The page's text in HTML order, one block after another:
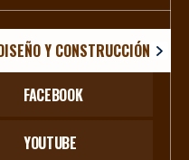
Y CONSTRUCCIÓN
FACEBOOK
YOUTUBE